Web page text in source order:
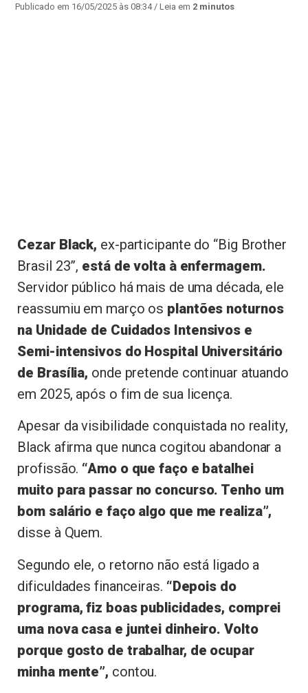
Publicado em 16/05/2025 às 08:34/ Leia em 2 minutos
Cezar Black, ex-participante do “Big Brother
Brasil 23”, está de volta à enfermagem.
Servidor público há mais de uma década, ele
reassumiu em março os plantões noturnos
na Unidade de Cuidados Intensivos e
Semi-intensivos do Hospital Universitário
de Brasília, onde pretende continuar atuando
em 2025, após o fim de sua licença.
Apesar da visibilidade conquistada no reality,
Black afirma que nunca cogitou abandonar a
profissão. “Amo o que faço e batalhei
muito para passar no concurso. Tenho um
bom salário e faço algo que me realiza”,
disse à Quem.
Segundo ele, o retorno não está ligado a
dificuldades financeiras. “Depois do
programa, fiz boas publicidades, comprei
uma nova casa e juntei dinheiro. Volto
porque gosto de trabalhar, de ocupar
minha mente”, contou.